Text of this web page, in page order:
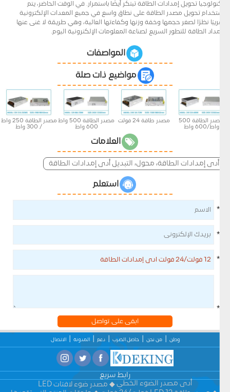
تكنولوجيا تحويل إمدادات الطاقة تبتكر أيضًا باستمرار. في الوقت الحاضر، يتم
استخدام تحويل مصدر الطاقة على نطاق واسع في جميع المعدات الإلكترونية
تقريبًا نظرًا لصغر حجمها وخفة وزنها وكفاءتها العالية، وهي طريقة لا غنى عنها
لإمداد الطاقة للتطور السريع لصناعة المعلومات الإلكترونية اليوم.
المواصفات
مواضيع ذات صلة
مصدر الطاقة 500
واط/600 واط
مصدر طاقة 24 فولت
مصدر الطاقة 500 واط
600 واط
مصدر الطاقة 250 واط
العلامات
أدى إمدادات الطاقة، محول، التبديل أدى إمدادات الطاقة
استعلم
ابقى على تواصل
وطن من نحن حاصل الضرب دعم المدونة الاتصال
رابط سريع
أدى مصدر الضوء الخطي
مصدر ضوء لافتات LED